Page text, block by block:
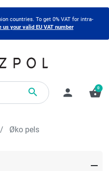
countries. To get 0% VAT for intra-
us your valid EU VAT number
 person shopping_basket
0
Øko pels